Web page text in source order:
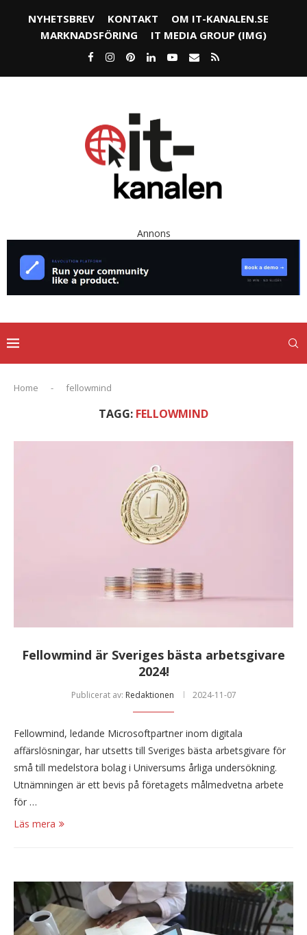
NYHETSBREV KONTAKT
OM IT-KANALEN.SE
MARKNADSFÖRING
IT MEDIA GROUP (IMG)
Annons
Home - fellowmind
TAGG: FELLOWMIND
Fellowmind är Sveriges bästa arbetsgivare
2024!
Publicerat av: Redaktionen 2024-11-07
Fellowmind, ledande Microsoftpartner inom digitala
affärslösningar, har utsetts till Sveriges bästa arbetsgivare för
små till medelstora bolag i Universums årliga undersökning.
Utnämningen är ett bevis på företagets målmedvetna arbete
för …
Läs mera